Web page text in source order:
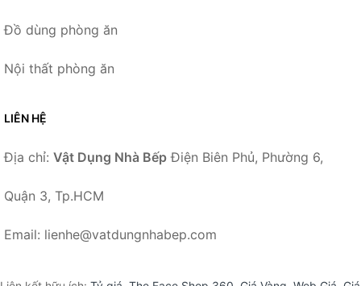
Đồ dùng phòng ăn
Nội thất phòng ăn
LIÊN HỆ
Địa chỉ: Vật Dụng Nhà Bếp Điện Biên Phủ, Phường 6,
Quận 3, Tp.HCM
Email: lienhe@vatdungnhabep.com